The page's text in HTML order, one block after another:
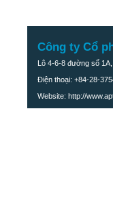
Công ty Cổ
Lô 4-6-8 đường số
Điện thoại: +84-28-
Website: http://